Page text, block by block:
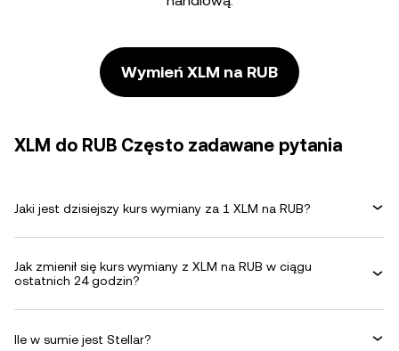
Wymień XLM na RUB
XLM do RUB Często zadawane pytania
Jaki jest dzisiejszy kurs wymiany za 1 XLM na RUB?
Jak zmienił się kurs wymiany z XLM na RUB w ciągu
ostatnich 24 godzin?
Ile w sumie jest Stellar?